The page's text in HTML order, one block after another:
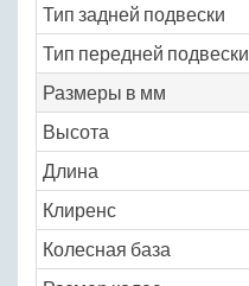
Тип задней подвески
Тип передней подвески
Размеры в мм
Высота
Длина
Клиренс
Колесная база